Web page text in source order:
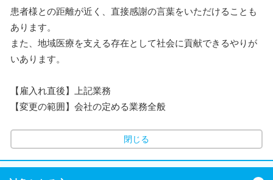
患者様との距離が近く、直接感謝の言葉をいただけることも
あります。
また、地域医療を支える存在として社会に貢献できるやりが
いあります。
【雇入れ直後】上記業務
【変更の範囲】会社の定める業務全般
閉じる